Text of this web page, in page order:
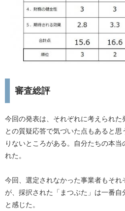
審査総評
今回の発表は、それぞれに考えられた
との質疑応答で気づいた点もあると
りないところがある。自分たちの本
れた。
今回、選定されなかった事業者もそれ
が、採択された「まつぶた」は一番自
と感じた。